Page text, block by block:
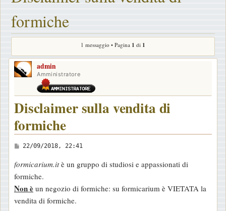
formiche
1 messaggio • Pagina 1 di 1
admin
Amministratore
Disclaimer sulla vendita di
formiche
M
s
s
a
g
22/09/2018, 22:41
formicarium.itè un gruppo di studiosi e appassionati di
formiche.
Non è un negozio di formiche: su formicarium è VIETATA la
vendita di formiche.